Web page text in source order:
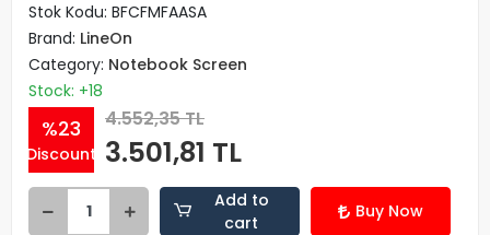
Stok Kodu: BFCFMFAASA
Brand: LineOn
Category: Notebook Screen
Stock: +18
%23
Discount
4.552,35 TL
3.501,81 TL
Add to
cart
Buy Now